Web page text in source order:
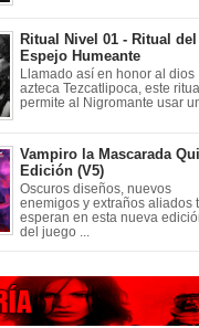
Ritual Nivel 01 - Ritual del
Espejo Humeante
Llamado así en honor al dios
azteca Tezcatlipoca, este
permite al Nigromante usar un
Vampiro la Mascarada
Edición (V5)
Oscuros diseños, nuevos
enemigos y extraños aliados
esperan en esta nueva
del juego ...